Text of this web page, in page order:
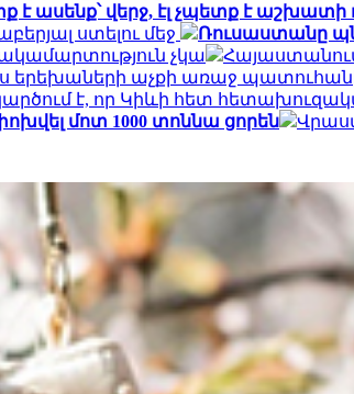
ասենք՝ վերջ, էլ չպետք է
ստելու մեջ
Ռուսաստանը
չկա
երեխաների աչքի առաջ
կարծում է, որ Կիևի հետ
մոտ 1000 տոննա ցորեն